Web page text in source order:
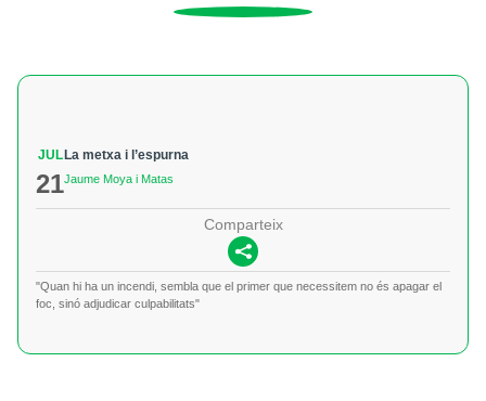
JUL
21
La metxa i l’espurna
Jaume Moya i Matas
Comparteix
"Quan hi ha un incendi, sembla que el primer que necessitem no és apagar el
foc, sinó adjudicar culpabilitats"